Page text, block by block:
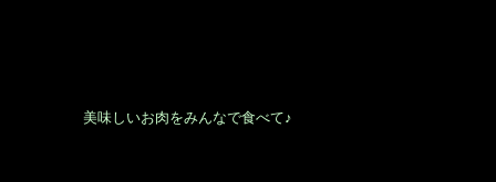
美味しいお肉をみんなで食べて♪